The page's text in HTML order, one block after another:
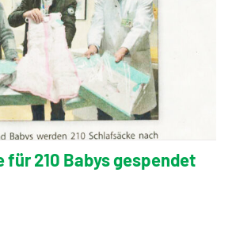
210 Babys gespendet